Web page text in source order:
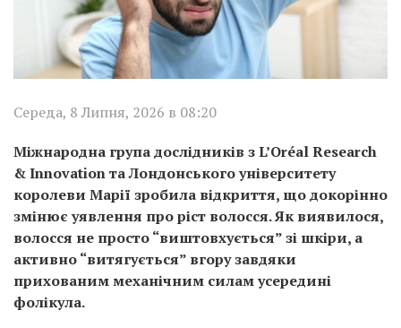
Середа, 8 Липня, 2026 в 08:20
Міжнародна група дослідників з L’Oréal Research
& Innovation та Лондонського університету
королеви Марії зробила відкриття, що докорінно
змінює уявлення про ріст волосся. Як виявилося,
волосся не просто “виштовхується” зі шкіри, а
активно “витягується” вгору завдяки
прихованим механічним силам усередині
фолікула.